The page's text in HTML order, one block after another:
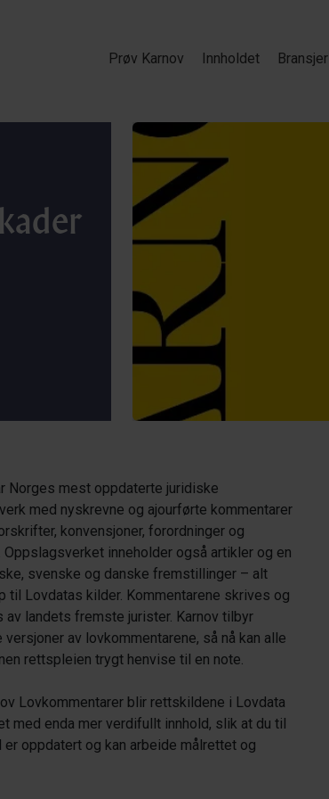
Prøv Karnov Innholdet Bransjer
Norges mest oppdaterte juridiske
med nyskrevne og ajourførte kommentarer
konvensjoner, forordninger og
Oppslagsverket inneholder også artikler og en
svenske og danske fremstillinger – alt
til Lovdatas kilder. Kommentarene skrives og
av landets fremste jurister. Karnov tilbyr
versjoner av lovkommentarene, så nå kan alle
rettspleien trygt henvise til en note.
Lovkommentarer blir rettskildene i Lovdata
med enda mer verdifullt innhold, slik at du til
er oppdatert og kan arbeide målrettet og